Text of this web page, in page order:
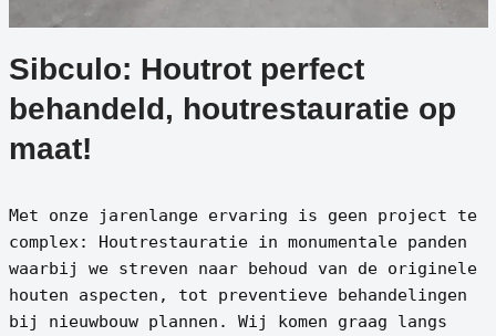
Sibculo: Houtrot perfect
behandeld, houtrestauratie op
maat!
Met onze jarenlange ervaring is geen project te
complex: Houtrestauratie in monumentale panden
waarbij we streven naar behoud van de originele
houten aspecten, tot preventieve behandelingen
bij nieuwbouw plannen. Wij komen graag langs